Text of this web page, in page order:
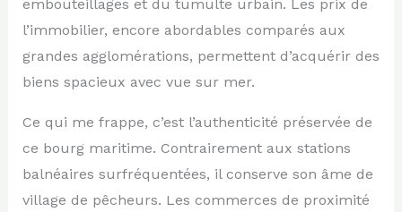
embouteillages et du tumulte urbain. Les prix de
l’immobilier, encore abordables comparés aux
grandes agglomérations, permettent d’acquérir des
biens spacieux avec vue sur mer.
Ce qui me frappe, c’est l’authenticité préservée de
ce bourg maritime. Contrairement aux stations
balnéaires surfréquentées, il conserve son âme de
village de pêcheurs. Les commerces de proximité